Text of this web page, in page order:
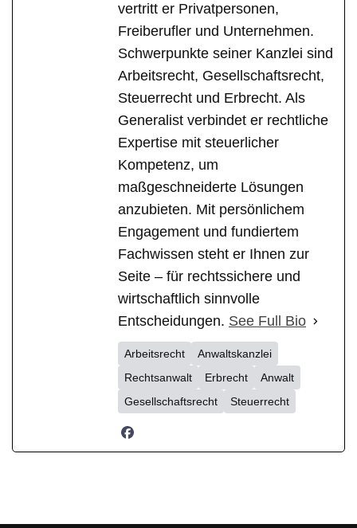
vertritt er Privatpersonen,
Freiberufler und Unternehmen.
Schwerpunkte seiner Kanzlei sind
Arbeitsrecht, Gesellschaftsrecht,
Steuerrecht und Erbrecht. Als
Generalist verbindet er rechtliche
Expertise mit steuerlicher
Kompetenz, um
maßgeschneiderte Lösungen
anzubieten. Mit persönlichem
Engagement und fundiertem
Fachwissen steht er Ihnen zur
Seite – für rechtssichere und
wirtschaftlich sinnvolle
Entscheidungen. See Full Bio
Arbeitsrecht
Anwaltskanzlei
Rechtsanwalt
Erbrecht
Anwalt
Gesellschaftsrecht
Steuerrecht